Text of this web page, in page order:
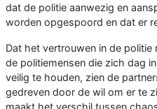
dat de politie aanwezig en
worden opgespoord en dat er
Dat het vertrouwen in de
de politiemensen die zich dag
veilig te houden, zien de
gedreven door de wil om er te
maakt het verschil tussen